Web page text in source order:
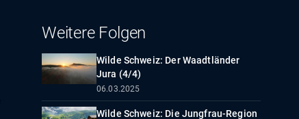
Weitere Folgen
Wilde Schweiz: Der Waadtländer
Jura (4/4)
06.03.2025
Wilde Schweiz: Die Jungfrau-Region